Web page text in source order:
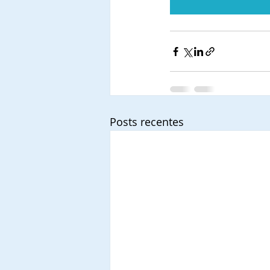
Posts recentes